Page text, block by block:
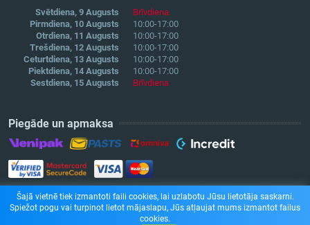
Svētdiena, 9 Augusts
Brīvdiena
Pirmdiena, 10 Augusts
10:00-17:00
Otrdiena, 11 Augusts
10:00-17:00
Trešdiena, 12 Augusts
10:00-17:00
Ceturtdiena, 13 Augusts
10:00-17:00
Piektdiena, 14 Augusts
10:00-17:00
Sestdiena, 15 Augusts
Brīvdiena
Piegāde un apmaksa
Šajā vietnē tiek izmantoti faili cookies, lai uzlabotu Jūsu lietotāja saskarni.
Spiežot pogu vai turpinot lietot mājaslapu, Jūs atļaujat mums izmantot failus
cookies.